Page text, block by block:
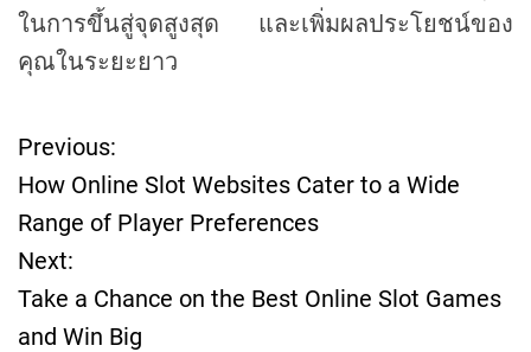
ในการขึ้นสู่จุดสูงสุด และเพิ่มผลประโยชน์ของ
คุณในระยะยาว
P
o
s
t
Previous:
How Online Slot Websites Cater to a Wide
Range of Player Preferences
Next:
Take a Chance on the Best Online Slot Games
and Win Big